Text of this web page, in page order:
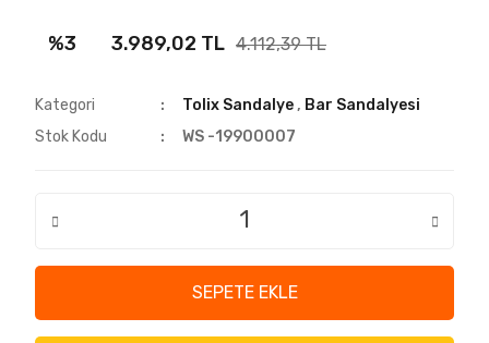
%3 3.989,02 TL 4.112,39 TL
Kategori Tolix Sandalye, Bar Sandalyesi
Stok Kodu
WS -19900007
SEPETE EKLE